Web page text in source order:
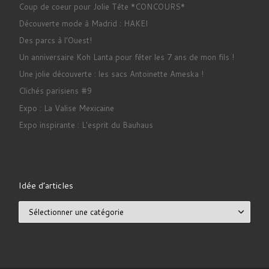
Coup de coeur pour Jolie Tête *CONCOURS*
Découverte mode à Madrid : HAKEI
Des parcs à l'Ouest!
Un anniversaire Koh Lanta pour fêter les 7 ans de mon fils !
Une jolie découverte : les sacs Antoinette Ameska !
Clichés parisiens #9
Expo : La Valise Mexicaine
Expo inspirante : L'esprit du Bauhaus
Idée d’articles